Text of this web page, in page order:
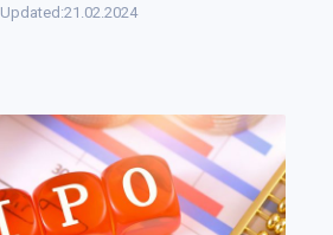
Updated:21.02.2024